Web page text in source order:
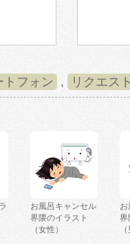
トフォン , リクエスト
お風呂キャンセル
界隈のイラスト
（女性）
お
界